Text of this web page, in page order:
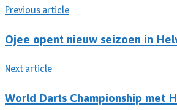
Previous article
Ojee opent nieuw seizoen in
Next article
World Darts Championship met